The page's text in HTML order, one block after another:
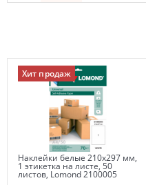
Хит продаж
Наклейки белые 210х297 мм,
1 этикетка на листе, 50
листов, Lomond 2100005